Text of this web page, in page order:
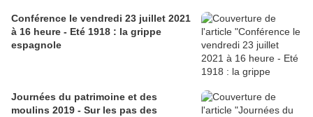
Conférence le vendredi 23 juillet 2021
à 16 heure - Eté 1918 : la grippe
espagnole
Journées du patrimoine et des
moulins 2019 - Sur les pas des